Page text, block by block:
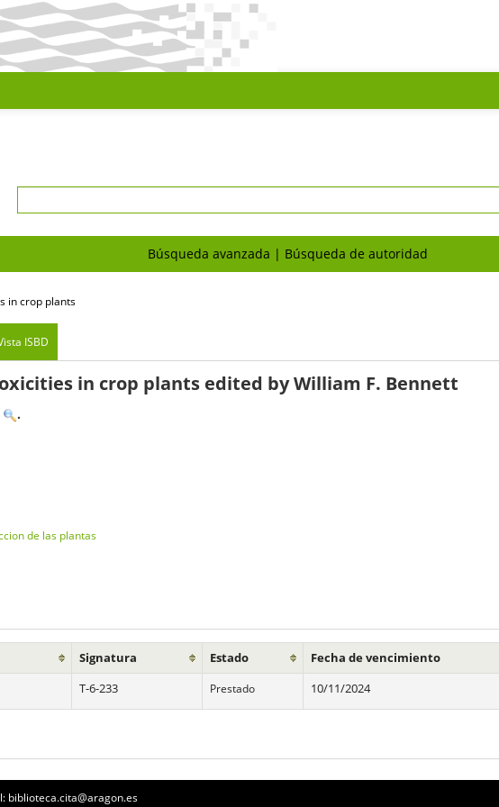
Búsqueda avanzada Búsqueda de autoridad
in crop plants
ISBD
in crop plants edited by William F. Bennett
.
de las plantas
Signatura Estado
Fecha de vencimiento
T-6-233 Prestado 10/11/2024
biblioteca.cita@aragon.es